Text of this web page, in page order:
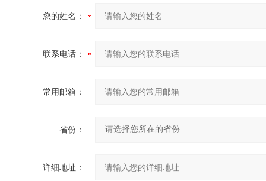
您的姓名：
联系电话：
常用邮箱：
省份：
详细地址：